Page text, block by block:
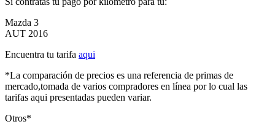
Mazda 3
AUT 2016
Encuentra tu tarifa aqui
*La comparación de precios es una referencia de primas de
mercado,tomada de varios compradores en línea por lo cual las
tarifas aqui presentadas pueden variar.
Otros*